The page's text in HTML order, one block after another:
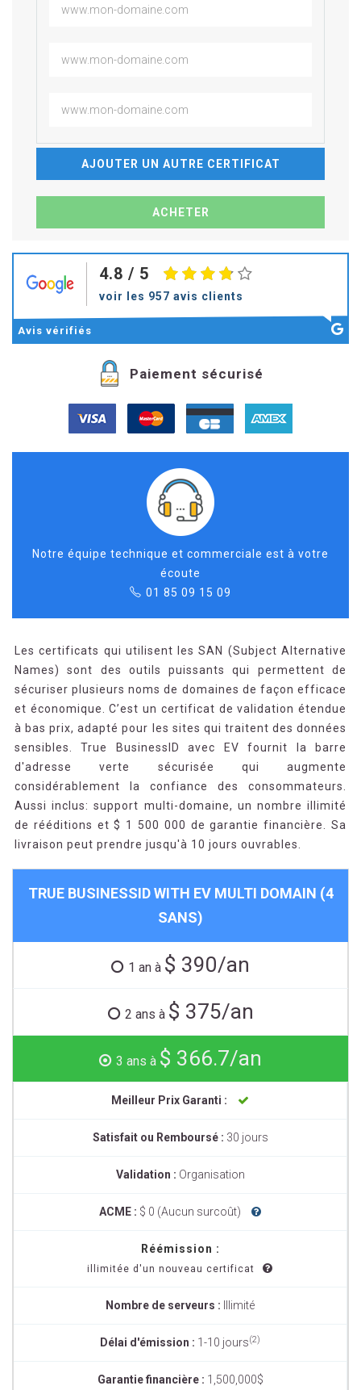
AJOUTER UN AUTRE CERTIFICAT
4.8 / 5
voir les 957 avis clients
Avis vérifiés
Paiement sécurisé
Notre équipe technique et commerciale est à votre
écoute
01 85 09 15 09
Les certificats qui utilisent les SAN (Subject Alternative
Names) sont des outils puissants qui permettent de
sécuriser plusieurs noms de domaines de façon efficace
et économique. C’est un certificat de validation étendue
à bas prix, adapté pour les sites qui traitent des données
sensibles. True BusinessID avec EV fournit la barre
d'adresse verte sécurisée qui augmente
considérablement la confiance des consommateurs.
Aussi inclus: support multi-domaine, un nombre illimité
de rééditions et $ 1 500 000 de garantie financière. Sa
livraison peut prendre jusqu'à 10 jours ouvrables.
TRUE BUSINESSID WITH EV MULTI DOMAIN (4
SANS)
1 an à $ 390/an
2 ans à $ 375/an
3 ans à $ 366.7/an
Meilleur Prix Garanti :
Satisfait ou Remboursé : 30 jours
Validation : Organisation
ACME : $ 0 (Aucun surcoût)
Réémission :
illimitée d'un nouveau certificat
Nombre de serveurs : Illimité
Délai d'émission : 1-10 jours(2)
Garantie financière : 1,500,000$